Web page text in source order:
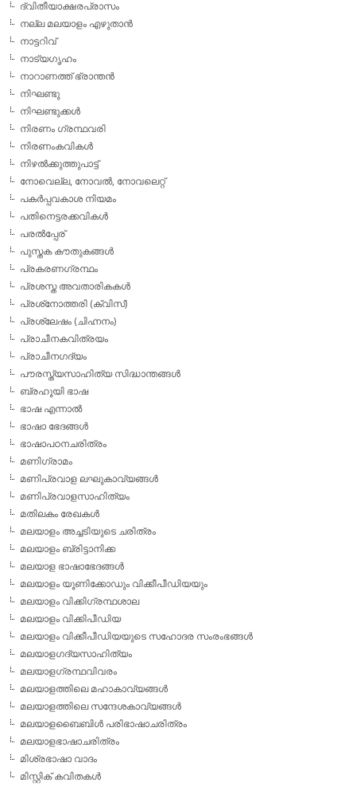
ദ്വിതീയാക്ഷരപ്രാസം
നല്ല മലയാളം എഴുതാന്‍
നാട്ടറിവ്
നാട്യഗൃഹം
നാറാണത്ത് ഭ്രാന്തന്‍
നിഘണ്ടു
നിഘണ്ടുക്കള്‍
നിരണം ഗ്രന്ഥവരി
നിരണംകവികള്‍
നിഴല്‍ക്കുത്തുപാട്ട്
നോവെല്ല, നോവല്‍, നോവലെറ്റ്
പകര്‍പ്പവകാശ നിയമം
പതിനെട്ടരക്കവികള്‍
പരല്‍പ്പേര്
പുസ്തക കൗതുകങ്ങള്‍
പ്രകരണഗ്രന്ഥം
പ്രശസ്ത അവതാരികകള്‍
പ്രശ്‌നോത്തരി (ക്വിസ്)
പ്രശ്ലേഷം (ചിഹ്നനം)
പ്രാചീനകവിത്രയം
പ്രാചീനഗദ്യം
പൗരസ്ത്യസാഹിത്യ സിദ്ധാന്തങ്ങള്‍
ബ്രഹൂയി ഭാഷ
ഭാഷ എന്നാല്‍
ഭാഷാ ഭേദങ്ങള്‍
ഭാഷാപഠനചരിത്രം
മണിഗ്രാമം
മണിപ്രവാള ലഘുകാവ്യങ്ങള്‍
മണിപ്രവാളസാഹിത്യം
മതിലകം രേഖകള്‍
മലയാളം അച്ചടിയുടെ ചരിത്രം
മലയാളം ബ്രിട്ടാനിക്ക
മലയാള ഭാഷാഭേദങ്ങള്‍
മലയാളം യൂണിക്കോഡും വിക്കീപീഡിയയും
മലയാളം വിക്കിഗ്രന്ഥശാല
മലയാളം വിക്കിപീഡിയ
മലയാളം വിക്കീപീഡിയയുടെ സഹോദര സംരംഭങ്ങള്‍
മലയാളഗദ്യസാഹിത്യം
മലയാളഗ്രന്ഥവിവരം
മലയാളത്തിലെ മഹാകാവ്യങ്ങള്‍
മലയാളത്തിലെ സന്ദേശകാവ്യങ്ങള്‍
മലയാളബൈബിള്‍ പരിഭാഷാചരിത്രം
മലയാളഭാഷാചരിത്രം
മിശ്രഭാഷാ വാദം
മിസ്റ്റിക് കവിതകള്‍